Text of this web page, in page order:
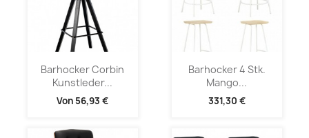
Barhocker Corbin
Kunstleder...
Von 56,93 €
Barhocker 4 Stk.
Mango...
331,30 €